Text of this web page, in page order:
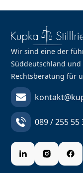
Wir sind eine der
Süddeutschland
Rechtsberatung für
089 / 255 55